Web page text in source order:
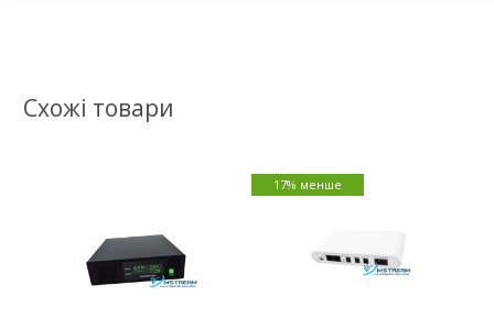
Схожі товари
17% менше